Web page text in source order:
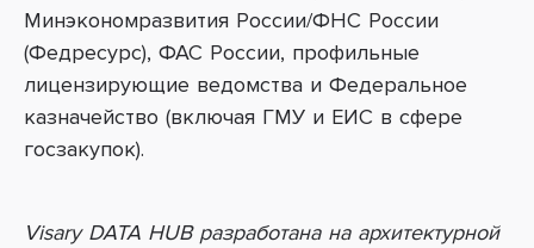
Минэкономразвития России/ФНС России
(Федресурс), ФАС России, профильные
лицензирующие ведомства и Федеральное
казначейство (включая ГМУ и ЕИС в сфере
госзакупок).
Visary DATA HUB разработана на архитектурной